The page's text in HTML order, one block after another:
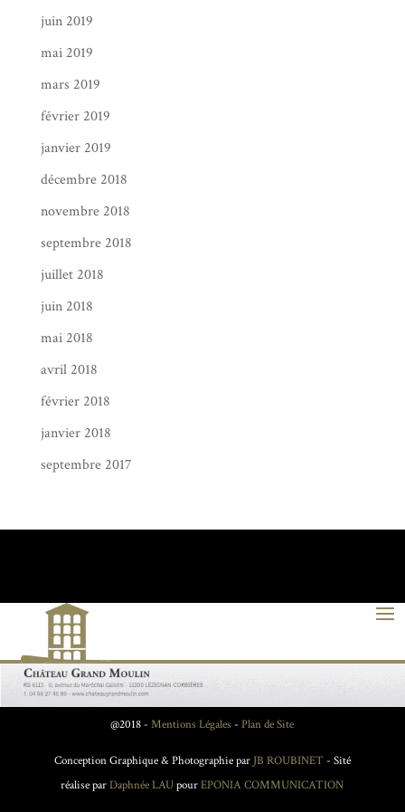
juin 2019
mai 2019
mars 2019
février 2019
janvier 2019
décembre 2018
novembre 2018
septembre 2018
juillet 2018
juin 2018
mai 2018
avril 2018
février 2018
janvier 2018
septembre 2017
@2018 - Mentions Légales - Plan de Site
Conception Graphique & Photographie par JB ROUBINET - Sité
réalise parDaphnée LAUpourEPONIA COMMUNICATION